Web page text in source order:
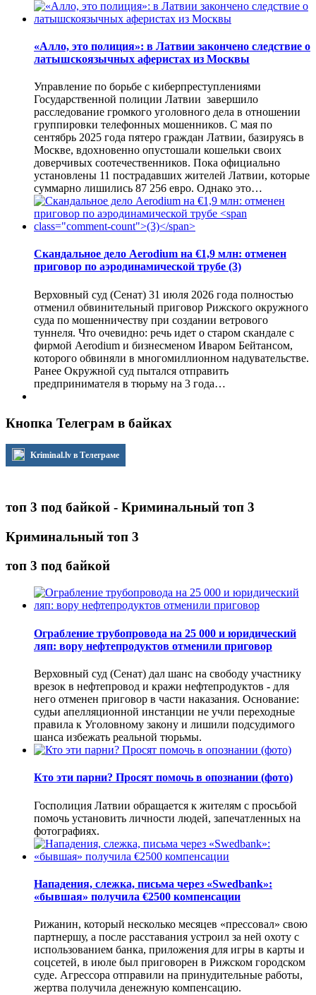
«Алло, это полиция»: в Латвии закончено следствие о
латышскоязычных аферистах из Москвы
Управление по борьбе с киберпреступлениями
Государственной полиции Латвии завершило
расследование громкого уголовного дела в отношении
группировки телефонных мошенников. С мая по
сентябрь 2025 года пятеро граждан Латвии, базируясь в
Москве, вдохновенно опустошали кошельки своих
доверчивых соотечественников. Пока официально
установлены 11 пострадавших жителей Латвии, которые
суммарно лишились 87 256 евро. Однако это…
Скандальное дело Aerodium на €1,9 млн: отменен
приговор по аэродинамической трубе (3)
Верховный суд (Сенат) 31 июля 2026 года полностью
отменил обвинительный приговор Рижского окружного
суда по мошенничеству при создании ветрового
туннеля. Что очевидно: речь идет о старом скандале с
фирмой Aerodium и бизнесменом Иваром Бейтансом,
которого обвиняли в многомиллионном надувательстве.
Ранее Окружной суд пытался отправить
предпринимателя в тюрьму на 3 года…
Кнопка Телеграм в байках
Kriminal.lv в Телеграме
топ 3 под байкой - Криминальный топ 3
Криминальный топ 3
топ 3 под байкой
Ограбление трубопровода на 25 000 и юридический
ляп: вору нефтепродуктов отменили приговор
Верховный суд (Сенат) дал шанс на свободу участнику
врезок в нефтепровод и кражи нефтепродуктов - для
него отменен приговор в части наказания. Основание:
судьи апелляционной инстанции не учли переходные
правила к Уголовному закону и лишили подсудимого
шанса избежать реальной тюрьмы.
Кто эти парни? Просят помочь в опознании (фото)
Госполиция Латвии обращается к жителям с просьбой
помочь установить личности людей, запечатленных на
фотографиях.
Нападения, слежка, письма через «Swedbank»:
«бывшая» получила €2500 компенсации
Рижанин, который несколько месяцев «прессовал» свою
партнершу, а после расставания устроил за ней охоту с
использованием банка, приложения для игры в карты и
соцсетей, в июле был приговорен в Рижском городском
суде. Агрессора отправили на принудительные работы,
жертва получила денежную компенсацию.